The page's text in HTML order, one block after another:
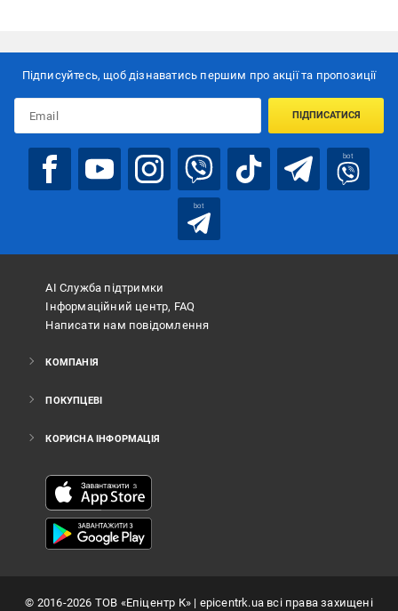
Підписуйтесь, щоб дізнаватись першим про акції та пропозиції
ПІДПИСАТИСЯ
bot
bot
АІ Служба підтримки
Інформаційний центр, FAQ
Написати нам повідомлення
КОМПАНІЯ
ПОКУПЦЕВІ
КОРИСНА ІНФОРМАЦІЯ
© 2016-2026 ТОВ «Епіцентр К»| epicentrk.ua всі права захищені